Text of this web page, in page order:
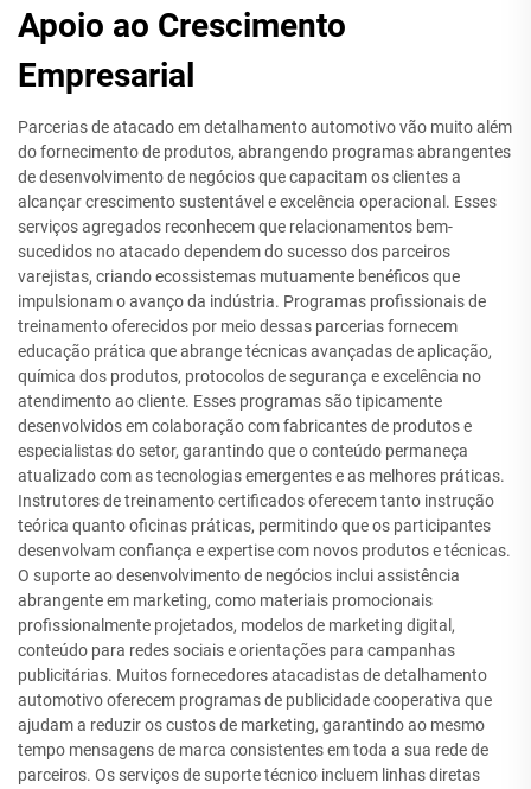
Apoio ao Crescimento
Empresarial
Parcerias de atacado em detalhamento automotivo vão muito além
do fornecimento de produtos, abrangendo programas abrangentes
de desenvolvimento de negócios que capacitam os clientes a
alcançar crescimento sustentável e excelência operacional. Esses
serviços agregados reconhecem que relacionamentos bem-
sucedidos no atacado dependem do sucesso dos parceiros
varejistas, criando ecossistemas mutuamente benéficos que
impulsionam o avanço da indústria. Programas profissionais de
treinamento oferecidos por meio dessas parcerias fornecem
educação prática que abrange técnicas avançadas de aplicação,
química dos produtos, protocolos de segurança e excelência no
atendimento ao cliente. Esses programas são tipicamente
desenvolvidos em colaboração com fabricantes de produtos e
especialistas do setor, garantindo que o conteúdo permaneça
atualizado com as tecnologias emergentes e as melhores práticas.
Instrutores de treinamento certificados oferecem tanto instrução
teórica quanto oficinas práticas, permitindo que os participantes
desenvolvam confiança e expertise com novos produtos e técnicas.
O suporte ao desenvolvimento de negócios inclui assistência
abrangente em marketing, como materiais promocionais
profissionalmente projetados, modelos de marketing digital,
conteúdo para redes sociais e orientações para campanhas
publicitárias. Muitos fornecedores atacadistas de detalhamento
automotivo oferecem programas de publicidade cooperativa que
ajudam a reduzir os custos de marketing, garantindo ao mesmo
tempo mensagens de marca consistentes em toda a sua rede de
parceiros. Os serviços de suporte técnico incluem linhas diretas